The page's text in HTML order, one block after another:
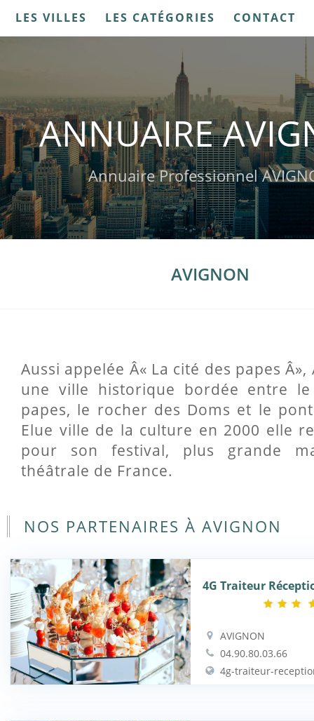
LES VILLES LES CATÉGORIES CONTACT
ANNUAIRE
Annuaire Professionnel
AVIGNON
Aussi appelée Â« La cité des papes
une ville historique bordée entre
papes, le rocher des Doms et le
Elue ville de la culture en 2000 elle
pour son festival, plus grande
théâtrale de France.
NOS PARTENAIRES À AVIGNON
4G Traiteur
AVIGNON
04.90.80.03.66
4g-traiteur-